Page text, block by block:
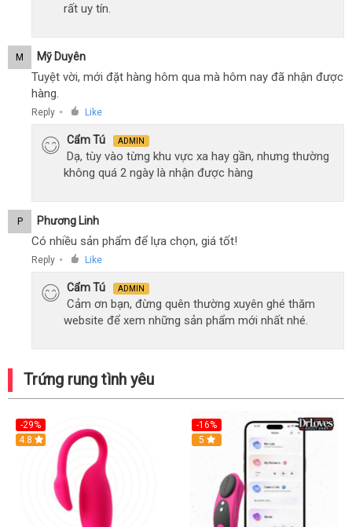
rất uy tín.
M Mỹ Duyên
Tuyệt vời, mới đặt hàng hôm qua mà hôm nay đã nhận được
hàng.
Reply ● Like
Cẩm Tú ADMIN
Dạ, tùy vào từng khu vực xa hay gần, nhưng thường
không quá 2 ngày là nhận được hàng
P Phương Linh
Có nhiều sản phẩm để lựa chọn, giá tốt!
Reply ● Like
Cẩm Tú ADMIN
Cảm ơn bạn, đừng quên thường xuyên ghé thăm
website để xem những sản phẩm mới nhất nhé.
Trứng rung tình yêu
-29%
Hot
4.8
-16%
Hot
5